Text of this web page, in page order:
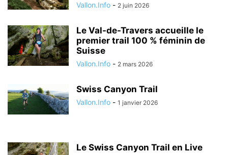
Vallon.Info - 2 juin 2026
Le Val-de-Travers accueille le
premier trail 100 % féminin de
Suisse
Vallon.Info - 2 mars 2026
Swiss Canyon Trail
Vallon.Info - 1 janvier 2026
Le Swiss Canyon Trail en Live